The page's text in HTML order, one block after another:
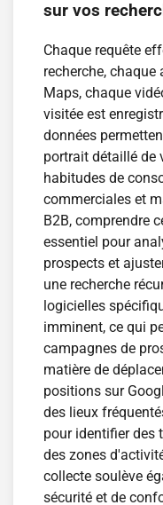
sur vos
Chaque requête
recherche, chaque
Maps, chaque
visitée est
données
portrait détaillé de
habitudes de
commerciales et
B2B, comprendre
essentiel pour
prospects et
une recherche
logicielles
imminent, ce qui
campagnes de
matière de
positions sur
des lieux
pour identifier des
des zones
collecte soulève
sécurité et de